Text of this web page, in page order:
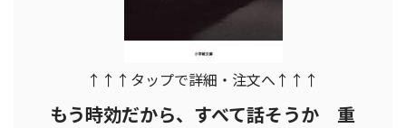
↑↑↑タップで詳細・注文へ↑↑↑
もう時効だから、すべて話そうか 重